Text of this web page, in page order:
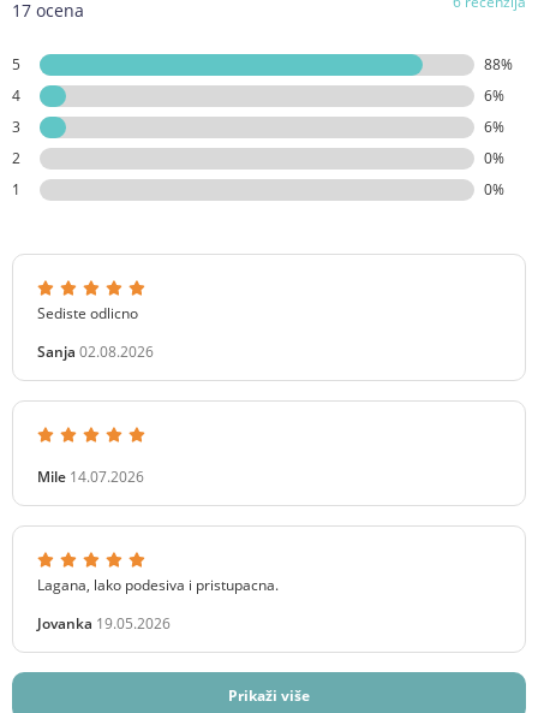
17 ocena
5
88%
4
6%
3
6%
2
0%
1
0%
Sediste odlicno
Sanja 02.08.2026
Mile 14.07.2026
Lagana, lako podesiva i pristupacna.
Jovanka 19.05.2026
Prikaži više